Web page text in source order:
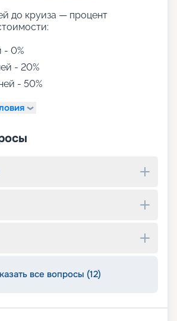
до круиза — процент
- 0%
- 20%
- 50%
все вопросы (12)